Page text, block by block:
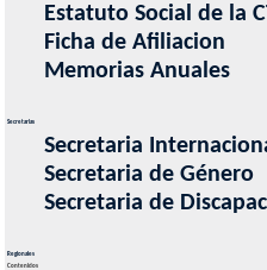
Estatuto Social de la
Ficha de Afiliacion
Memorias Anuales
Secretarias
Secretaria
Secretaria de Género
Secretaria de
Regionales
Contenidos